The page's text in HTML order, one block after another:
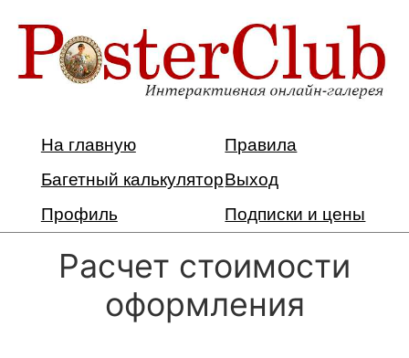
На главную
Правила
Багетный калькуляторВыход
Профиль
Подписки и цены
Расчет стоимости
оформления